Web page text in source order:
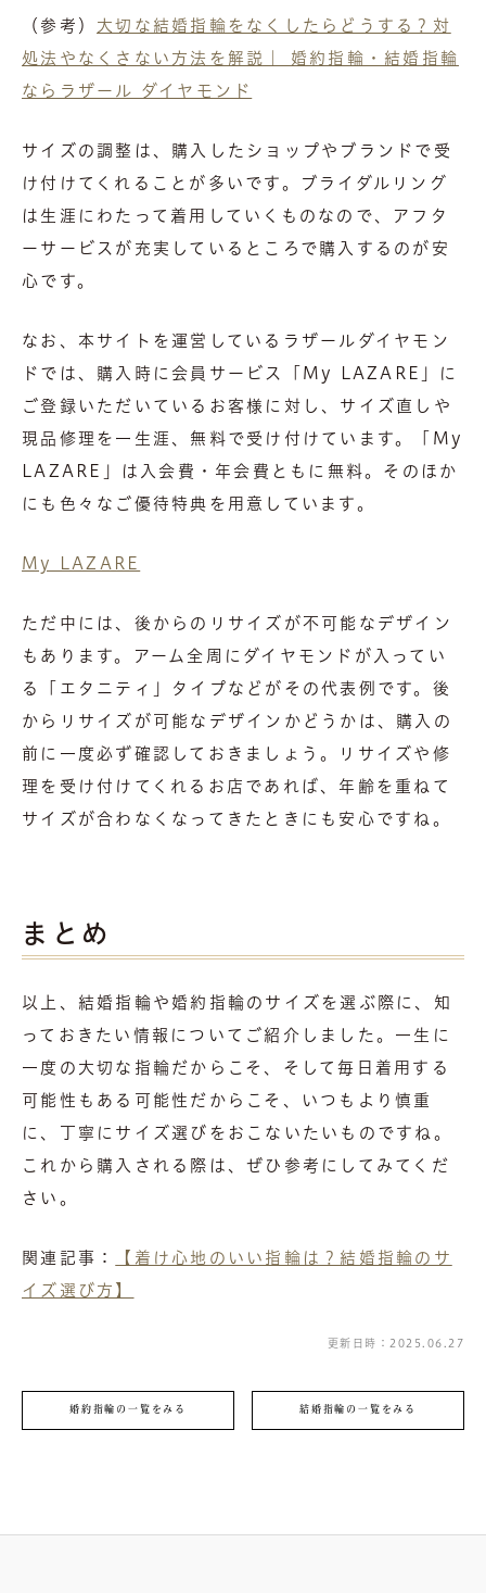
（参考） 大切な結婚指輪をなくしたらどうする？対
処法やなくさない方法を解説｜ 婚約指輪・結婚指輪
ならラザール ダイヤモンド
サイズの調整は、購入したショップやブランドで受
け付けてくれることが多いです。ブライダルリング
は生涯にわたって着用していくものなので、アフタ
ーサービスが充実しているところで購入するのが安
心です。
なお、本サイトを運営しているラザールダイヤモン
ドでは、購入時に会員サービス「My LAZARE」に
ご登録いただいているお客様に対し、サイズ直しや
現品修理を一生涯、無料で受け付けています。「My
LAZARE」は入会費・年会費ともに無料。そのほか
にも色々なご優待特典を用意しています。
My LAZARE
ただ中には、後からのリサイズが不可能なデザイン
もあります。アーム全周にダイヤモンドが入ってい
る「エタニティ」タイプなどがその代表例です。後
からリサイズが可能なデザインかどうかは、購入の
前に一度必ず確認しておきましょう。リサイズや修
理を受け付けてくれるお店であれば、年齢を重ねて
サイズが合わなくなってきたときにも安心ですね。
まとめ
以上、結婚指輪や婚約指輪のサイズを選ぶ際に、知
っておきたい情報についてご紹介しました。一生に
一度の大切な指輪だからこそ、そして毎日着用する
可能性もある可能性だからこそ、いつもより慎重
に、丁寧にサイズ選びをおこないたいものですね。
これから購入される際は、ぜひ参考にしてみてくだ
さい。
関連記事：
【着け心地のいい指輪は？結婚指輪のサ
イズ選び方】
更新日時：2025.06.27
婚約指輪の一覧をみる 結婚指輪の一覧をみる